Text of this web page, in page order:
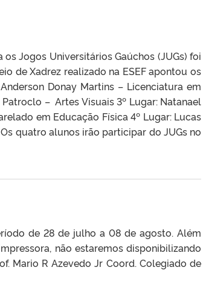
Jogos Universitários Gaúchos (JUGs) foi
de Xadrez realizado na ESEF apontou os
Donay Martins – Licenciatura em
– Artes Visuais 3º Lugar: Natanael
em Educação Física 4º Lugar: Lucas
quatro alunos irão participar do JUGs no
de 28 de julho a 08 de agosto. Além
não estaremos disponibilizando
Mario R Azevedo Jr Coord. Colegiado de